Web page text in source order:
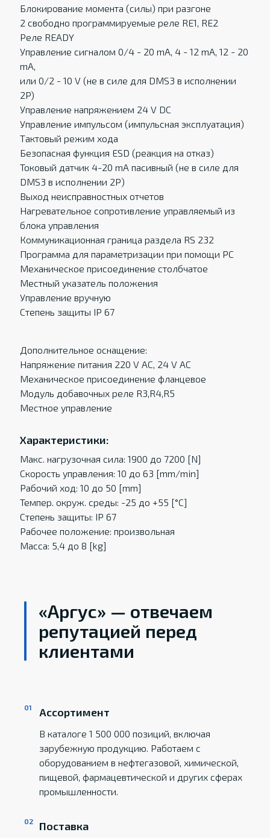
Блокирование момента (силы) при разгоне
2 свободно программируемые реле RE1, RE2
Реле READY
Управление сигналом 0/4 - 20 mA, 4 - 12 mA, 12 - 20
mA,
или 0/2 - 10 V (не в силе для DMS3 в исполнении
2P)
Управление напряжением 24 V DC
Управление импульсом (импульсная эксплуатация)
Тактовый режим хода
Безопасная функция ESD (реакция на отказ)
Токовый датчик 4-20 mA пасивный (не в силе для
DMS3 в исполнении 2P)
Выход неисправностных отчетов
Нагревательное сопротивление управляемый из
блока управления
Коммуникационная граница раздела RS 232
Программа для параметризации при помощи РС
Механическое присоединение столбчатое
Местный указатель положения
Управление вручную
Степень защиты IP 67
Дополнительное оснащение:
Напряжение питания 220 V AC, 24 V AC
Механическое присоединение фланцевое
Модуль добавочных реле R3,R4,R5
Местное управление
Характеристики:
Макс. нагрузочная сила: 1900 до 7200 [N]
Скорость управления: 10 до 63 [mm/min]
Рабочий ход: 10 до 50 [mm]
Темпер. oкруж. среды: -25 до +55 [°C]
Степень защиты: IP 67
Рабочее положение: произвольная
Масса: 5,4 до 8 [kg]
«Аргус» — отвечаем
репутацией перед
клиентами
Ассортимент
В каталоге 1 500 000 позиций, включая
зарубежную продукцию. Работаем с
оборудованием в нефтегазовой, химической,
пищевой, фармацевтической и других сферах
промышленности.
Поставка